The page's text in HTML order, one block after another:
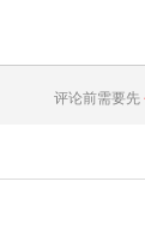
评论前需要先